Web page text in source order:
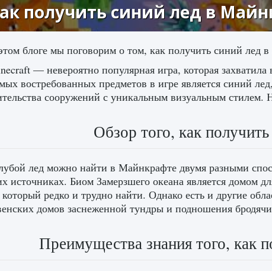
получить синий лед в
блоге мы поговорим о том, как получить синий лед
— невероятно популярная игра, которая
востребованных предметов в игре является синий
сооружений с уникальным визуальным
Обзор того, как
лед можно найти в Майнкрафте двумя разными
источниках. Биом Замерзшего океана является домом
который редко и трудно найти. Однако есть и другие
домов заснеженной тундры и подношения
Преимущества знания того, как